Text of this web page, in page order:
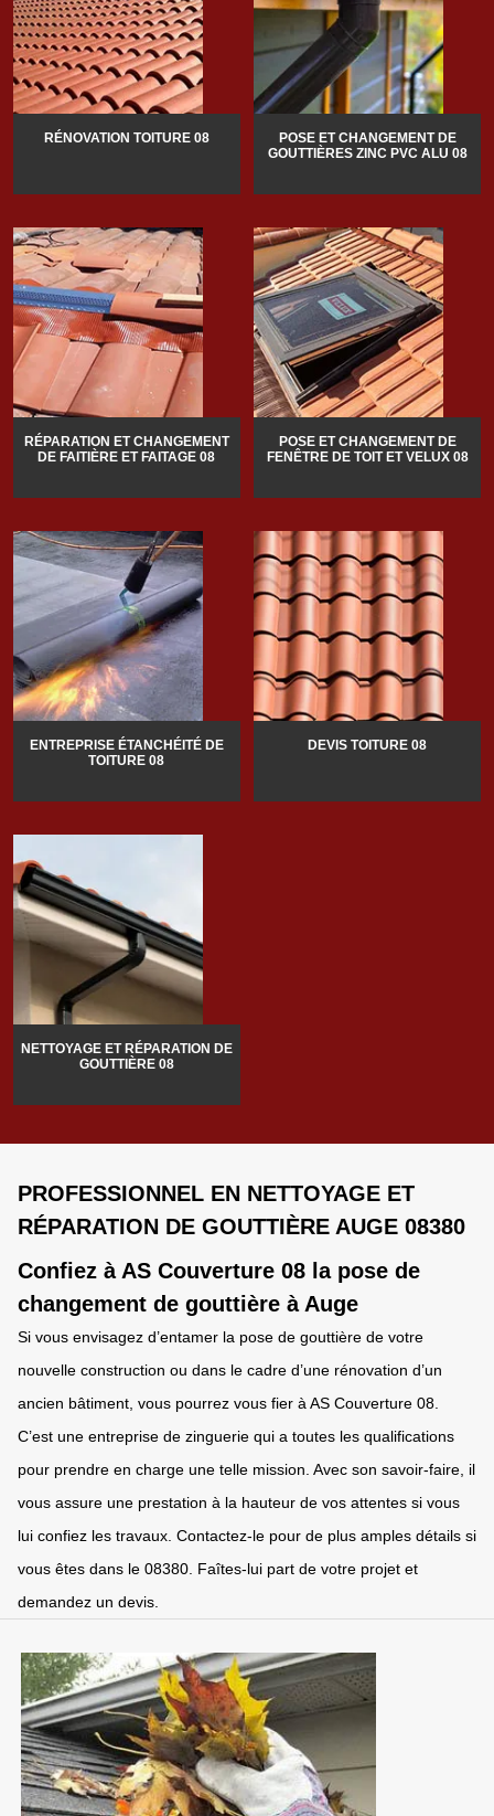
RÉNOVATION TOITURE 08
POSE ET CHANGEMENT DE
GOUTTIÈRES ZINC PVC ALU 08
RÉPARATION ET CHANGEMENT
DE FAITIÈRE ET FAITAGE 08
POSE ET CHANGEMENT DE
FENÊTRE DE TOIT ET VELUX 08
ENTREPRISE ÉTANCHÉITÉ DE
TOITURE 08
DEVIS TOITURE 08
NETTOYAGE ET RÉPARATION DE
GOUTTIÈRE 08
PROFESSIONNEL EN NETTOYAGE ET
RÉPARATION DE GOUTTIÈRE AUGE 08380
Confiez à AS Couverture 08 la pose de
changement de gouttière à Auge
Si vous envisagez d’entamer la pose de gouttière de votre
nouvelle construction ou dans le cadre d’une rénovation d’un
ancien bâtiment, vous pourrez vous fier à AS Couverture 08.
C’est une entreprise de zinguerie qui a toutes les qualifications
pour prendre en charge une telle mission. Avec son savoir-faire, il
vous assure une prestation à la hauteur de vos attentes si vous
lui confiez les travaux. Contactez-le pour de plus amples détails si
vous êtes dans le 08380. Faîtes-lui part de votre projet et
demandez un devis.